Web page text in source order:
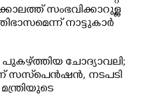
സംഭവിക്കാറുള്ള
നാട്ടുകാർ
ചോദ്യാവലി;
സസ്‌പെൻഷൻ, നടപടി